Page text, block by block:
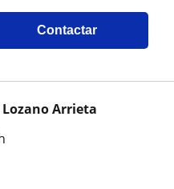
Contactar
Arrieta